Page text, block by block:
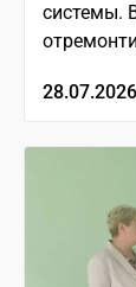
системы.
28.07.2026